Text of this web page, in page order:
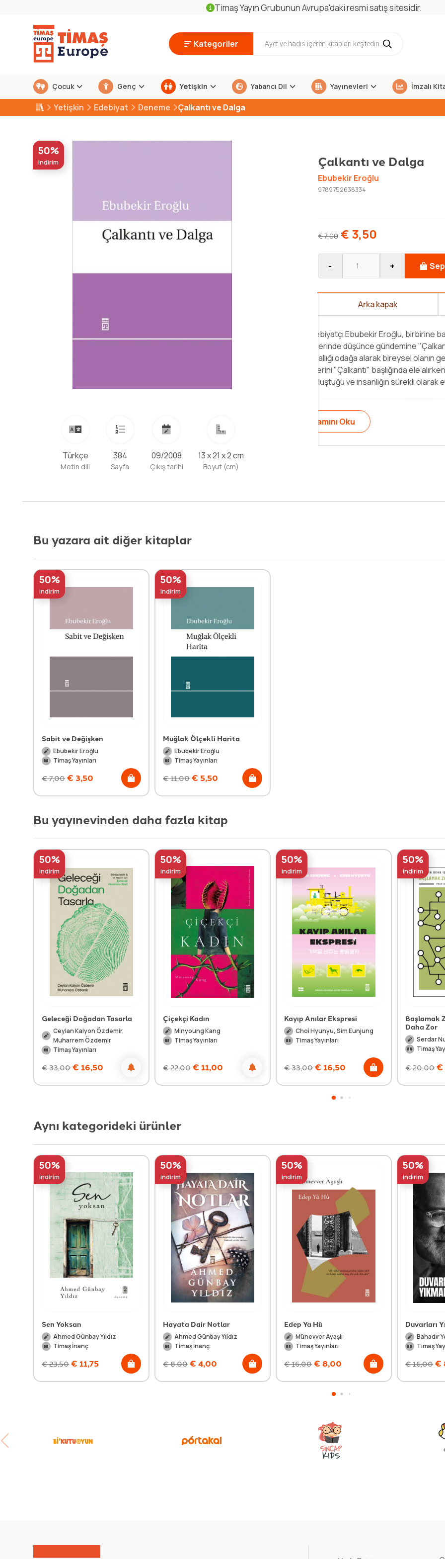
Timaş Yayın Grubunun Avrupa'daki resmi satış sitesidir.
Kategoriler
Çocuk Genç Yetişkin Yabancı Dil Yayınevleri İmzalı
Yetişkin Edebiyat Deneme Çalkantı ve Dalga
50%
indirim
Türkçe
Metin dili
384
Sayfa
09/2008
Çıkış tarihi
13 x 21 x 2 cm
Boyut (cm)
Çalkantı ve Dalga
Ebubekir Eroğlu
9789752638334
€7,00 € 3,50
- +
Arka kapak
Usta edebiyatçı Ebubekir Eroğlu, birbirine bağlı on bölümden oluşan
Usta edebiyatçı Ebubekir
denemelerinde düşünce
Toplumsallığı odağa alarak
tezahürlerini "Çalkantı"
insanın oluştuğu ve [...]
Devamını Oku
Bu yazara ait diğer kitaplar
50%
indirim
Sabit ve Değişken
Ebubekir Eroğlu
Timaş Yayınları
€7,00 € 3,50
50%
indirim
Muğlak Ölçekli Harita
Ebubekir Eroğlu
Timaş Yayınları
€11,00 € 5,50
Bu yayınevinden daha fazla kitap
50%
indirim
Geleceği Doğadan Tasarla
Ceylan Kalyon Özdemir,
Muharrem Özdemir
Timaş Yayınları
€33,00 € 16,50
50%
indirim
Çiçekçi Kadın
Minyoung Kang
Timaş Yayınları
€22,00 € 11,00
50%
indirim
Kayıp Anılar Ekspresi
Choi Hyunyu, Sim Eunjung
Timaş Yayınları
€33,00 € 16,50
50%
indirim
Başlamak
Daha Zor
Serdar
Timaş
€20,00 €
Aynı kategorideki ürünler
50%
indirim
Sen Yoksan
Ahmed Günbay Yıldız
Timaş İnanç
€23,50 € 11,75
50%
indirim
Hayata Dair Notlar
Ahmed Günbay Yıldız
Timaş İnanç
€8,00 € 4,00
50%
indirim
Edep Ya Hû
Münevver Ayaşlı
Timaş Yayınları
€16,00 € 8,00
50%
indirim
Duvarları
Bahadır
Timaş
€16,00 €